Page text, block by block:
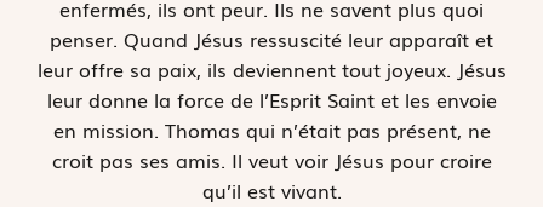
enfermés, ils ont peur. Ils ne savent plus quoi
penser. Quand Jésus ressuscité leur apparaît et
leur offre sa paix, ils deviennent tout joyeux. Jésus
leur donne la force de l’Esprit Saint et les envoie
en mission. Thomas qui n’était pas présent, ne
croit pas ses amis. Il veut voir Jésus pour croire
qu’il est vivant.